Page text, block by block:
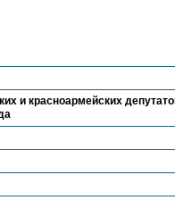
и красноармейских